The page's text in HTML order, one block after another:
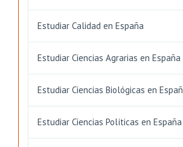
Estudiar Calidad en España
Estudiar Ciencias Agrarias en España
Estudiar Ciencias Biológicas en
Estudiar Ciencias Políticas en España